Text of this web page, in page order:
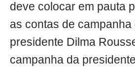
deve colocar em pauta
as contas de
presidente Dilma
campanha da